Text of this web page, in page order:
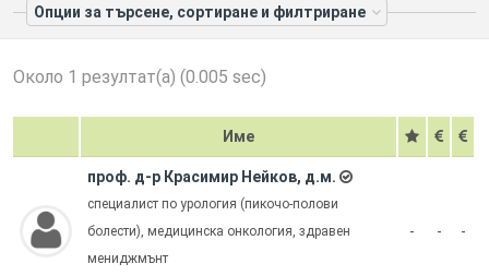
Опции за търсене, сортиране и филтриране
Около 1 резултат(а) (0.005 sec)
Име
проф. д-р Красимир Нейков, д.м.
специалист по урология (пикочо-полови
болести), медицинска онкология, здравен
мениджмънт
- - -